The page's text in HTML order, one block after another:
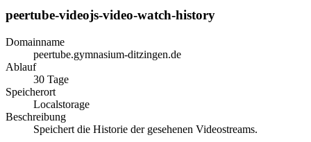
peertube-videojs-video-watch-history
Domainname
peertube.gymnasium-ditzingen.de
Ablauf
30 Tage
Speicherort
Localstorage
Beschreibung
Speichert die Historie der gesehenen Videostreams.